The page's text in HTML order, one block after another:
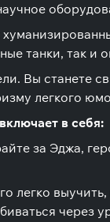
танки, так и
Вы станете
легкого
в себя:
за Эджа,
легко
через